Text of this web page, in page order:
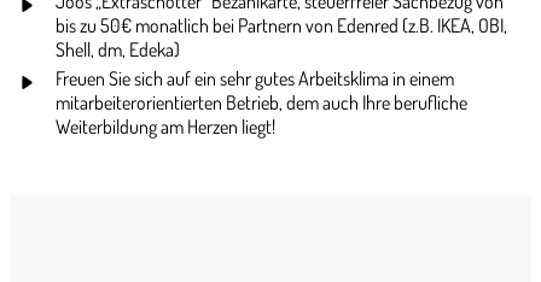
bis zu 50€ monatlich bei Partnern von Edenred (z.B. IKEA, OBI,
Shell, dm, Edeka)
Freuen Sie sich auf ein sehr gutes Arbeitsklima in einem
mitarbeiterorientierten Betrieb, dem auch Ihre berufliche
Weiterbildung am Herzen liegt!